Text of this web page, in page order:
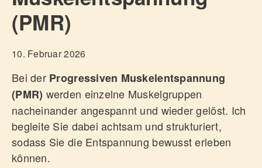
MEINE SCHWERPUNKTE
Kindheit
Bindung
Verlust
Trauma
ÜBER MICH
ERSTGESPRÄCH/PREISGESTALTUNG
(PMR)
10. Februar 2026
Bei der Progressiven Muskelentspannung
(PMR) werden einzelne Muskelgruppen
nacheinander angespannt und wieder gelöst. Ich
begleite Sie dabei achtsam und strukturiert,
sodass Sie die Entspannung bewusst erleben
können.